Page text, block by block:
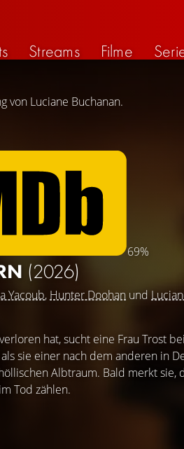
Streams Filme
von Luciane Buchanan.
69%
(2026)
Yacoub, Hunter Doohan und
hat, sucht eine Frau Trost
sie einer nach dem anderen in
Albtraum. Bald merkt sie,
Tod zählen.